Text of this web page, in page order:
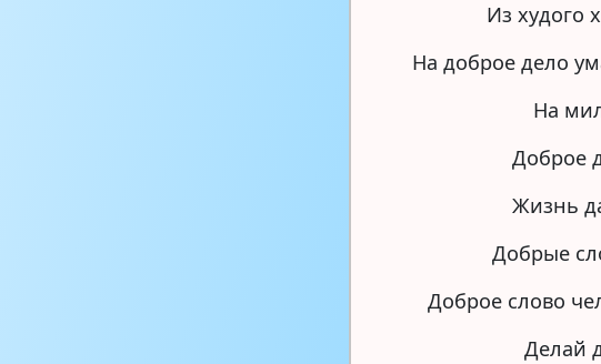
Из худого
На доброе дело
На
Доброе
Жизнь
Добрые
Доброе слово
Делай